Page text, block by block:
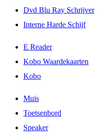
Dvd Blu Ray Schrijver
Interne Harde Schijf
E Reader
Kobo Waardekaarten
Kobo
Muis
Toetsenbord
Speaker